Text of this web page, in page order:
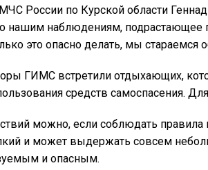
России по Курской области
наблюдениям, подрастающее
это опасно делать, мы
ГИМС встретили отдыхающих,
средств самоспасения.
можно, если соблюдать правила
и может выдержать совсем
и опасным.